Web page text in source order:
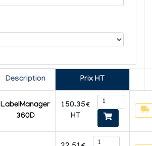
Description Prix HT
LabelManager
360D
150.35€
HT